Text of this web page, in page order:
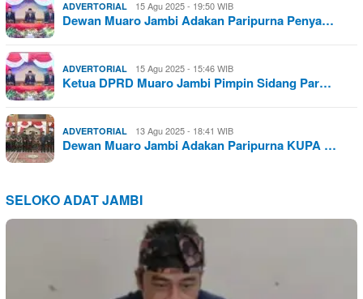
ADVERTORIAL 15 Agu 2025 - 19:50 WIB
Dewan Muaro Jambi Adakan Paripurna Penya…
ADVERTORIAL 15 Agu 2025 - 15:46 WIB
Ketua DPRD Muaro Jambi Pimpin Sidang Par…
ADVERTORIAL 13 Agu 2025 - 18:41 WIB
Dewan Muaro Jambi Adakan Paripurna KUPA …
SELOKO ADAT JAMBI